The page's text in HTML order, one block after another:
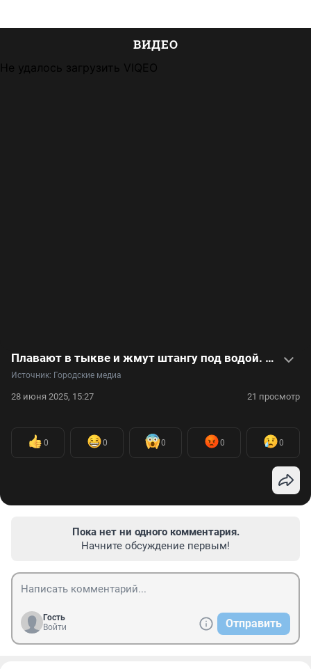
ВИДЕО
Не удалось загрузить VIQEO
Плавают в тыкве и жмут штангу под водой. Видео о том, что делают люди, чтобы попасть в Книгу рекордов Гиннесса
Источник: Городские медиа
28 июня 2025, 15:27 21 просмотр
0 0 0 0 0
Пока нет ни одного комментария.
Начните обсуждение первым!
Гость
Войти
Отправить